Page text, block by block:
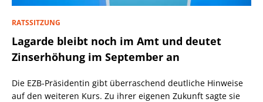
RATSSITZUNG
Lagarde bleibt noch im Amt und deutet
Zinserhöhung im September an
Die EZB-Präsidentin gibt überraschend deutliche Hinweise
auf den weiteren Kurs. Zu ihrer eigenen Zukunft sagte sie